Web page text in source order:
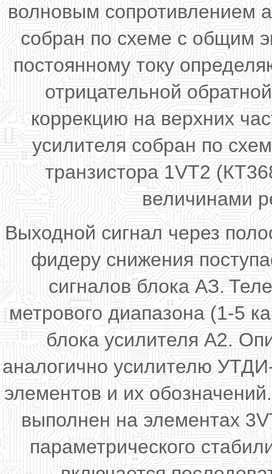
волновым сопротивлением
собран по схеме с общим
постоянному току
отрицательной
коррекцию на верхних
усилителя собран по
транзистора 1VT2
величинами
Выходной сигнал через
фидеру снижения
сигналов блока АЗ.
метрового диапазона (1-5
блока усилителя А2.
аналогично усилителю
элементов и их
выполнен на элементах
параметрического